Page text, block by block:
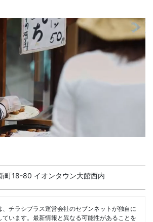
町18-80 イオンタウン大館西内
、チラシプラス運営会社のセブンネットが独自に
います。最新情報と異なる可能性があることを